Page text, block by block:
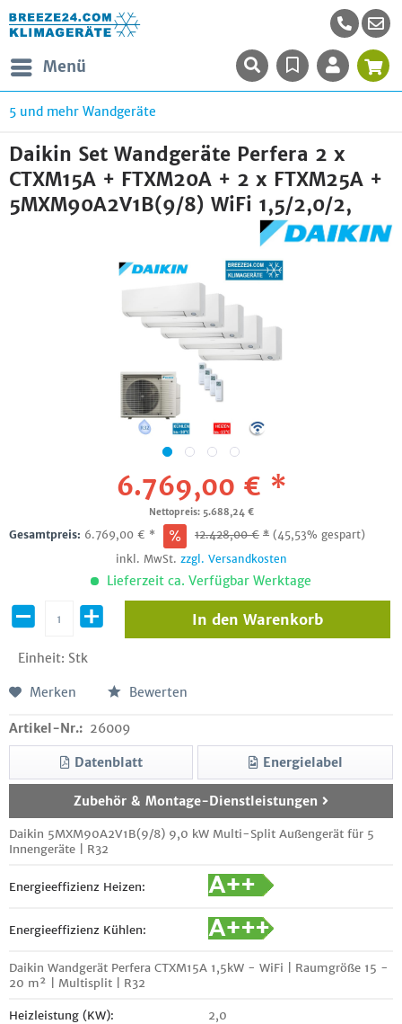
Menü
5 und mehr Wandgeräte
Daikin Set Wandgeräte Perfera 2 x
CTXM15A + FTXM20A + 2 x FTXM25A +
5MXM90A2V1B(9/8) WiFi 1,5/2,0/2,
6.769,00 € *
Nettopreis: 5.688,24 €
Gesamtpreis: 6.769,00 € * 12.428,00€ * (45,53% gespart)
inkl. MwSt. zzgl. Versandkosten
Lieferzeit ca. Verfügbar Werktage
Einheit: Stk
In den Warenkorb
Merken Bewerten
Artikel-Nr.: 26009
Datenblatt Energielabel
Zubehör & Montage-Dienstleistungen
Daikin 5MXM90A2V1B(9/8) 9,0 kW Multi-Split Außengerät für 5
Innengeräte | R32
Energieeffizienz Heizen:
Energieeffizienz Kühlen:
Daikin Wandgerät Perfera CTXM15A 1,5kW - WiFi | Raumgröße 15 -
20 m² | Multisplit | R32
Heizleistung (KW): 2,0